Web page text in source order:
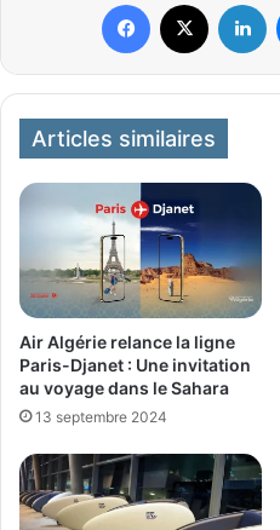
Articles similaires
Air Algérie relance la ligne
Paris-Djanet : Une invitation
au voyage dans le Sahara
13 septembre 2024